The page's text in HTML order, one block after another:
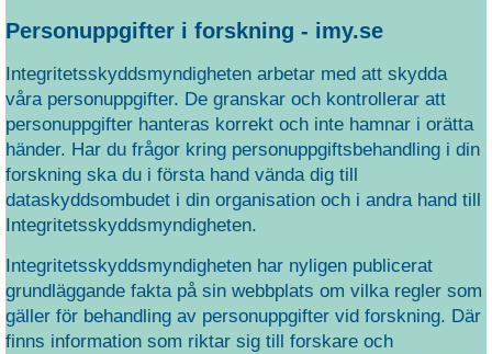
Personuppgifter i forskning - imy.se
Integritetsskyddsmyndigheten arbetar med att skydda
våra personuppgifter. De granskar och kontrollerar att
personuppgifter hanteras korrekt och inte hamnar i orätta
händer. Har du frågor kring personuppgiftsbehandling i din
forskning ska du i första hand vända dig till
dataskyddsombudet i din organisation och i andra hand till
Integritetsskyddsmyndigheten.
Integritetsskyddsmyndigheten har nyligen publicerat
grundläggande fakta på sin webbplats om vilka regler som
gäller för behandling av personuppgifter vid forskning. Där
finns information som riktar sig till forskare och